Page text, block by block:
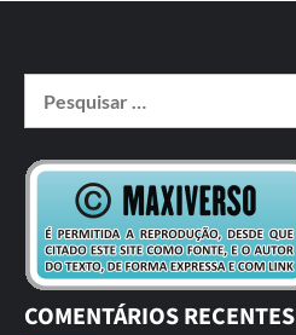
COMENTÁRIOS RECENTES